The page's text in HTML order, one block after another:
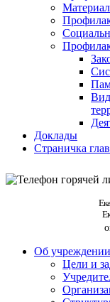
Доклады
Страничка
Об учреждении
Цели и